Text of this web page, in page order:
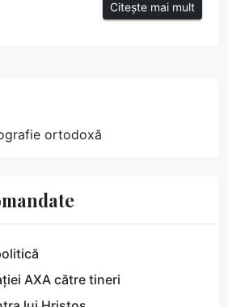
Citește mai mult
ortodoxă
AXA către tineri